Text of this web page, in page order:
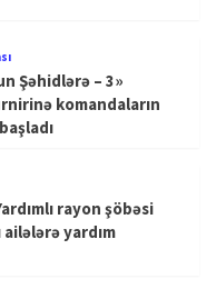
Şəhidlərə – 3»
komandaların
rayon şöbəsi
yardım